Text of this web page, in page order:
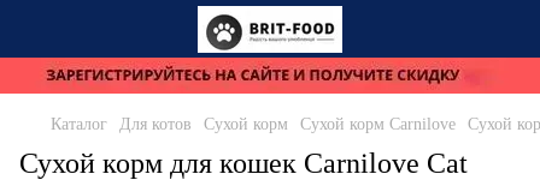
Каталог Для котов Сухой корм Сухой корм Carnilove Сухой
Сухой корм для кошек Carnilove Cat